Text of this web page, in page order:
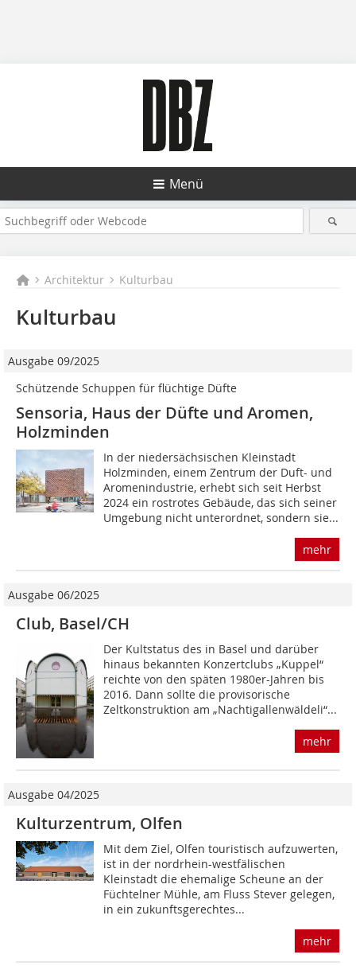
Menü
Architektur Kulturbau
Kulturbau
Ausgabe 09/2025
Schützende Schuppen für flüchtige Düfte
Sensoria, Haus der Düfte und Aromen,
Holzminden
In der niedersächsischen Kleinstadt
Holzminden, einem Zentrum der Duft- und
Aromenindustrie, erhebt sich seit Herbst
2024 ein rostrotes Gebäude, das sich seiner
Umgebung nicht unterordnet, sondern sie...
mehr
Ausgabe 06/2025
Club, Basel/CH
Der Kultstatus des in Basel und darüber
hinaus bekannten Konzertclubs „Kuppel“
reichte von den späten 1980er-Jahren bis
2016. Dann sollte die provisorische
Zeltkonstruktion am „Nach­tigallenwäldeli“...
mehr
Ausgabe 04/2025
Kulturzentrum, Olfen
Mit dem Ziel, Olfen touristisch aufzuwerten,
ist in der nordrhein-westfälischen
Kleinstadt die ehemalige Scheune an der
Füchtelner Mühle, am Fluss Stever gelegen,
in ein zukunftsgerechtes...
mehr